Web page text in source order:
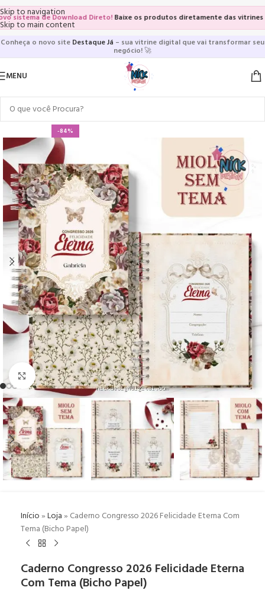
Skip to navigation
Skip to main content
de Download Direto!Baixe os produtos diretamente das vitrines e
Conheça o novo site Destaque Já – sua vitrine digital que vai transformar seu
negócio!🚀
MENU
-84%
Click to enlarge
Início»Loja» Caderno Congresso 2026 Felicidade Eterna Com
Tema (Bicho Papel)
Caderno Congresso 2026 Felicidade Eterna
Com Tema (Bicho Papel)